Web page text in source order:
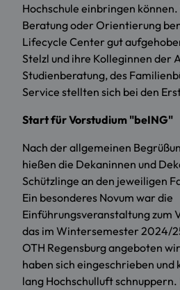
Hochschule einbringen
Beratung oder Orientierung
Lifecycle Center gut
Stelzl und ihre Kolleginnen der
Studienberatung, des
Service stellten sich bei den
Start für Vorstudium "beING"
Nach der allgemeinen
hießen die Dekaninnen und
Schützlinge an den jeweiligen
Ein besonderes Novum war die
Einführungsveranstaltung zum
das im Wintersemester 2024/
OTH Regensburg angeboten
haben sich eingeschrieben und
lang Hochschulluft